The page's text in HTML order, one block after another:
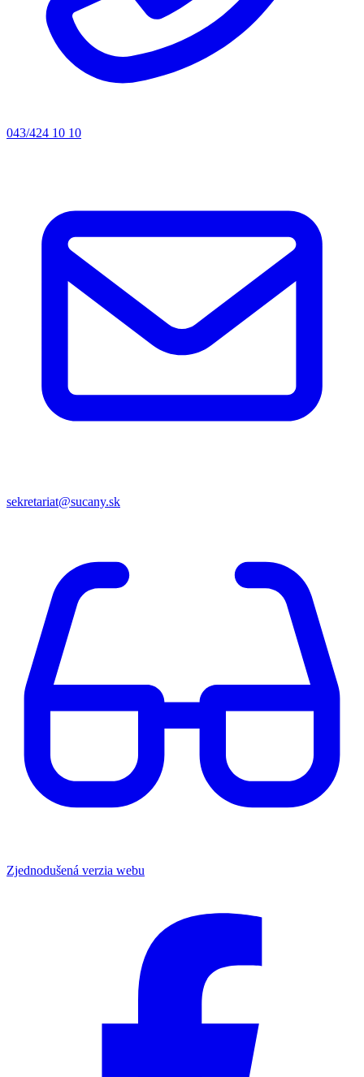
043/424 10 10
sekretariat@sucany.sk
Zjednodušená verzia webu